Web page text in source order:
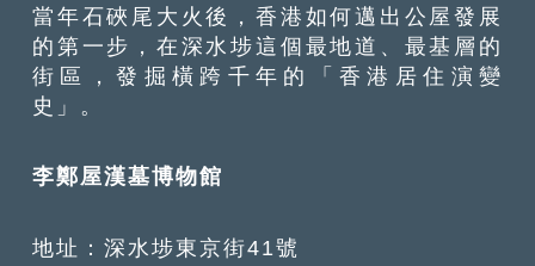
當年石硤尾大火後，香港如何邁出公屋發展
的第一步，在深水埗這個最地道、最基層的
街區，發掘橫跨千年的「香港居住演變
史」。
李鄭屋漢墓博物館
地址：深水埗東京街41號